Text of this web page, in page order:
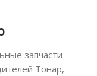
запчасти
Тонар,